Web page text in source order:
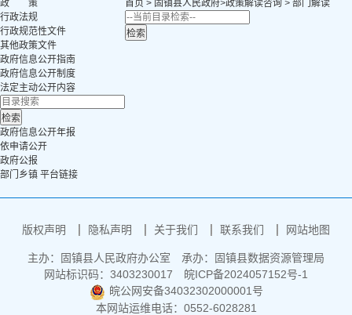
政 策
行政法规
行政规范性文件
其他政策文件
政府信息公开指南
政府信息公开制度
法定主动公开内容
政府信息公开年报
依申请公开
政府公报
部门乡镇 平台链接
首页 > 固镇县人民政府>政策解读咨询 > 部门解读
版权声明 隐私声明 关于我们 联系我们 网站地图
主办：固镇县人民政府办公室
承办：固镇县数据资源管理局
网站标识码：3403230017
皖ICP备2024057152号-1
皖公网安备34032302000001号
本网站运维电话：0552-6028281